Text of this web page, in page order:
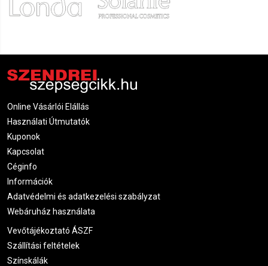
Online Vásárlói Elállás
Használati Útmutatók
Kuponok
Kapcsolat
Céginfo
Információk
Adatvédelmi és adatkezelési szabályzat
Webáruház használata
Vevőtájékoztató ÁSZF
Szállítási feltételek
Színskálák